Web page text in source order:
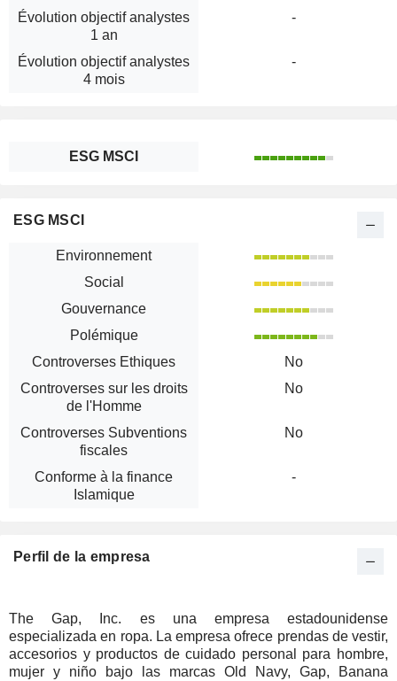
Évolution objectif analystes
1 an
-
Évolution objectif analystes
4 mois
-
ESG MSCI
ESG MSCI
Environnement
Social
Gouvernance
Polémique
Controverses Ethiques
No
Controverses sur les droits
de l'Homme
No
Controverses Subventions
fiscales
No
Conforme à la finance
Islamique
-
Perfil de la empresa
The Gap, Inc. es una empresa estadounidense
especializada en ropa. La empresa ofrece prendas de vestir,
accesorios y productos de cuidado personal para hombre,
mujer y niño bajo las marcas Old Navy, Gap, Banana